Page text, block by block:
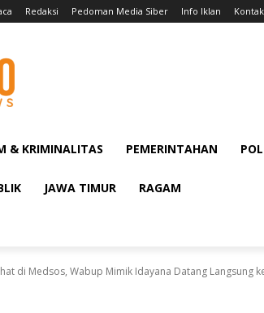
Redaksi Pedoman Media Siber Info Iklan Kontak
& KRIMINALITAS PEMERINTAHAN
JAWA TIMUR RAGAM
di Medsos, Wabup Mimik Idayana Datang Langsung